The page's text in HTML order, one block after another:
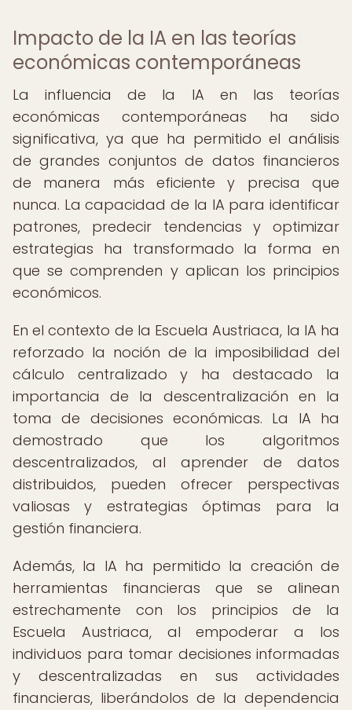
Impacto de la IA en las teorías
económicas contemporáneas
La influencia de la IA en las teorías
económicas contemporáneas ha sido
significativa, ya que ha permitido el análisis
de grandes conjuntos de datos financieros
de manera más eficiente y precisa que
nunca. La capacidad de la IA para identificar
patrones, predecir tendencias y optimizar
estrategias ha transformado la forma en
que se comprenden y aplican los principios
económicos.
En el contexto de la Escuela Austriaca, la IA ha
reforzado la noción de la imposibilidad del
cálculo centralizado y ha destacado la
importancia de la descentralización en la
toma de decisiones económicas. La IA ha
demostrado que los algoritmos
descentralizados, al aprender de datos
distribuidos, pueden ofrecer perspectivas
valiosas y estrategias óptimas para la
gestión financiera.
Además, la IA ha permitido la creación de
herramientas financieras que se alinean
estrechamente con los principios de la
Escuela Austriaca, al empoderar a los
individuos para tomar decisiones informadas
y descentralizadas en sus actividades
financieras, liberándolos de la dependencia